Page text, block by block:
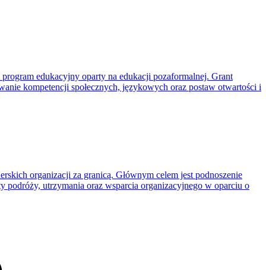
edukacyjny oparty na edukacji pozaformalnej. Grant
kompetencji społecznych, językowych oraz postaw otwartości i
organizacji za granicą. Głównym celem jest podnoszenie
utrzymania oraz wsparcia organizacyjnego w oparciu o